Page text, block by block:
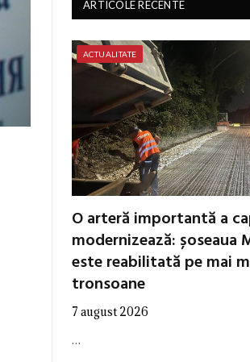
ARTICOLE RECENTE
ACTUALITATE
O arteră importantă a
modernizează: șoseaua
este reabilitată pe mai
tronsoane
7 august 2026
…